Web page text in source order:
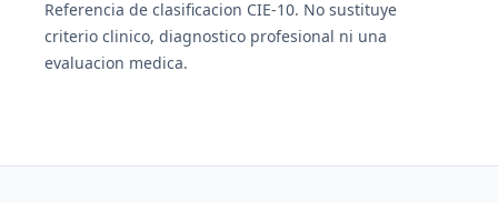
Referencia de clasificacion CIE-10. No sustituye
criterio clinico, diagnostico profesional ni una
evaluacion medica.